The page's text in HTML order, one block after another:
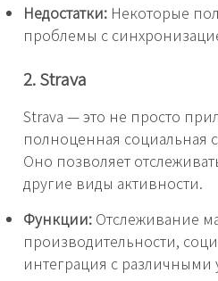
Недостатки: Некоторые
проблемы с
2. Strava
Strava — это не просто
полноценная социальная
Оно позволяет
другие виды активности.
Функции: Отслеживание
производительности,
интеграция с различными